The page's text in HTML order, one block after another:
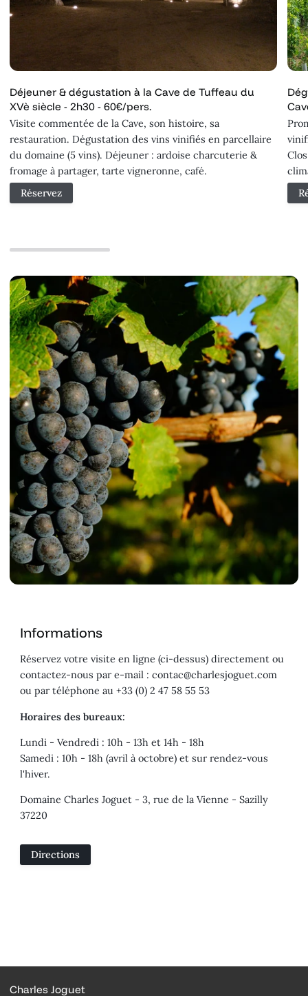
Déjeuner & dégustation à la Cave de Tuffeau du
XVè siècle - 2h30 - 60€/pers.
Visite commentée de la Cave, son histoire, sa
restauration. Dégustation des vins vinifiés en parcellaire
du domaine (5 vins). Déjeuner : ardoise charcuterie &
fromage à partager, tarte vigneronne, café.
Réservez
Informations
Réservez votre visite en ligne (ci-dessus) directement ou
contactez-nous par e-mail : contac@charlesjoguet.com
ou par téléphone au +33 (0) 2 47 58 55 53
Horaires des bureaux:
Lundi - Vendredi : 10h - 13h et 14h - 18h
Samedi : 10h - 18h (avril à octobre) et sur rendez-vous
l'hiver.
Domaine Charles Joguet - 3, rue de la Vienne - Sazilly
37220
Directions
Charles Joguet